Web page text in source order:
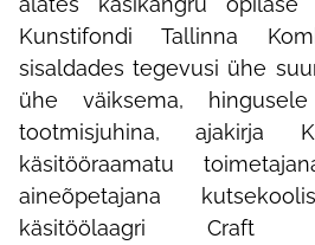
Kunstifondi Tallinna
sisaldades tegevusi ühe
ühe väiksema,
tootmisjuhina, ajakirja
käsitööraamatu
aineõpetajana
käsitöölaagri Craft